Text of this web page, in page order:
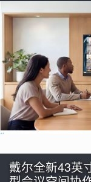
戴尔全新43英